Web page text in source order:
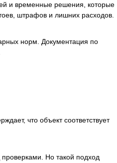
и временные решения, которые
штрафов и лишних расходов.
норм. Документация по
что объект соответствует
Но такой подход